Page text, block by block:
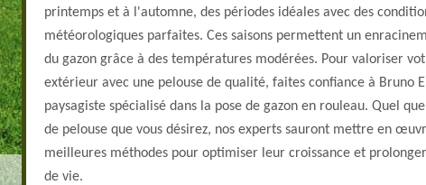
printemps et à l'automne, des périodes idéales avec des
météorologiques parfaites. Ces saisons permettent un
du gazon grâce à des températures modérées. Pour valoriser
extérieur avec une pelouse de qualité, faites confiance à Bruno
paysagiste spécialisé dans la pose de gazon en rouleau. Quel
de pelouse que vous désirez, nos experts sauront mettre en
meilleures méthodes pour optimiser leur croissance et
de vie.